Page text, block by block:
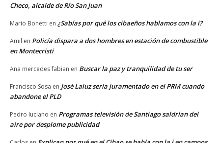
Checo, alcalde de Río San Juan
Mario Bonetti en ¿Sabías por qué los cibaeños hablamos con la i?
Amil en Policía dispara a dos hombres en estación de combustible
en Montecristi
Ana mercedes fabian en Buscar la paz y tranquilidad de tu ser
Francisco Sosa en José Laluz sería juramentado en el PRM cuando
abandone el PLD
Pedro luciano en Programas televisión de Santiago saldrían del
aire por desplome publicidad